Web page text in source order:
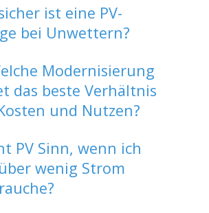
ist eine PV-
bei Unwettern?
Modernisierung
das beste Verhältnis
und Nutzen?
PV Sinn, wenn ich
wenig Strom